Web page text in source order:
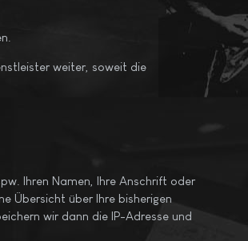
weiter, soweit die
Ihren Namen, Ihre Anschrift oder
Übersicht über Ihre bisherigen
wir dann die IP-Adresse und